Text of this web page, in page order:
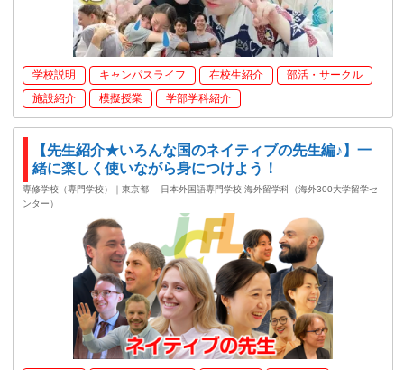
学校説明 キャンパスライフ 在校生紹介
部活・サークル
施設紹介
模擬授業 学部学科紹介
【先生紹介★いろんな国のネイティブの先生編♪】一
緒に楽しく使いながら身につけよう！
専修学校（専門学校）｜東京都
日本外国語専門学校 海外留学科（海外300大学留学セ
ンター）